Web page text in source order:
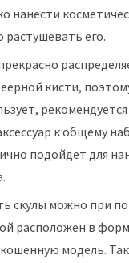
нанести
растушевать его.
кисти,
к общему
подойдет для
скулы можно при
расположен в
модель.